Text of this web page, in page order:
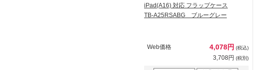
iPad(A16) 対応 フラップケース
TB-A25RSABG ブルーグレー
Web価格 4,078円 (税込)
3,708円 (税別)